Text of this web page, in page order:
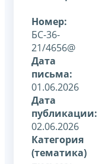
Номер:
БС-36-
21/4656@
Дата
письма:
01.06.2026
Дата
публикации:
02.06.2026
Категория
(тематика)